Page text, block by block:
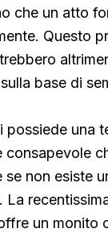
che un atto
Questo
base di
possiede una
consapevole
se non esiste
La
un monito